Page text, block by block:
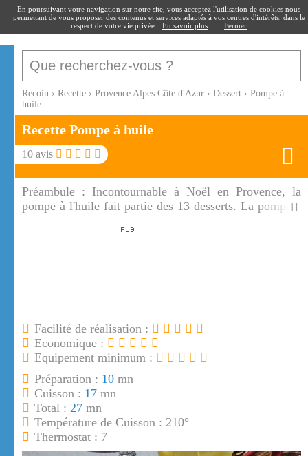
recoin.fr
Recoin › Recette › Provence Alpes Côte d'Azur › Dessert › Pompe à
huile
Recette Pompe à huile
10 avis
Préambule : Incontournable à Noël en Provence, la
pompe à l'huile fait partie des 13 desserts. La pompe à
Facilité de réalisation :
Economique :
Equipement minimum :
Préparation : 10 mn
Cuisson : 17 mn
Total : 27 mn
Température de Cuisson : 210°
Thermostat : 7
En poursuivant votre navigation sur notre site, vous acceptez l'utilisation de cookies nous
permettant de vous proposer des contenus et services adaptés à vos centres d'intérêts, dans le
respect de votre vie privée.
En savoir plus Fermer